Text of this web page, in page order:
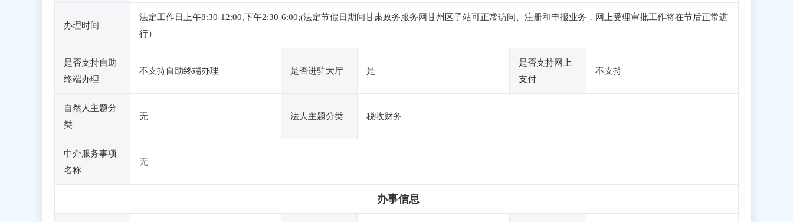
办理时间
法定工作日上午8:30-12:00,下午2:30-6:00;(法定节假日期间甘肃政务服务网甘州区子站可正常访问、注册和申报业务，网上受理审批工作将在节后正常进
行）
是否支持自助
终端办理
不支持自助终端办理 是否进驻大厅 是
是否支持网上
支付
不支持
自然人主题分
类
无 法人主题分类 税收财务
中介服务事项
名称
无
办事信息